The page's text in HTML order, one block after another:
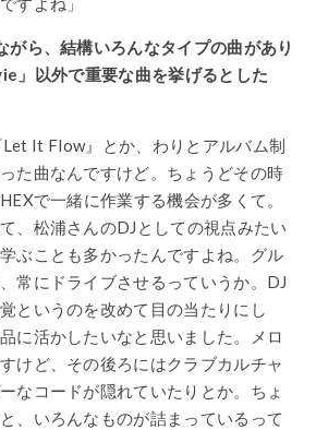
ら、結構いろんなタイプの曲があり
」以外で重要な曲を挙げるとした
Let It Flow』とか、わりとアルバム制
た曲なんですけど。ちょうどその時
で一緒に作業する機会が多くて。
、松浦さんのDJとしての視点みたい
ぶことも多かったんですよね。グル
常にドライブさせるっていうか。DJ
というのを改めて目の当たりにし
に活かしたいなと思いました。メロ
けど、その後ろにはクラブカルチャ
なコードが隠れていたりとか。ちょ
、いろんなものが詰まっているって